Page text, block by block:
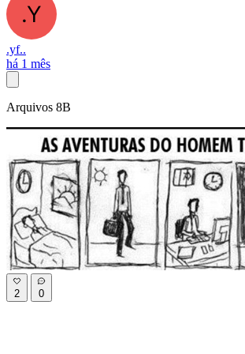
.yf..
há 1 mês
Arquivos 8B
2 0